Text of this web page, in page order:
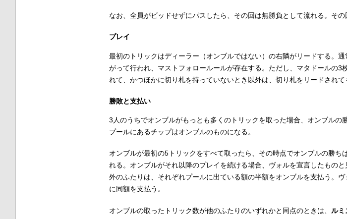
なお、全員がビッドせずにパスしたら、その回は無勝負として流れる。その
プレイ
最初のトリックはディーラー（オンブルではない）の右隣がリードする。
がって行われ、マストフォロールールが存在する。ただし、マタドールの3
れて、かつほかに切り札を持っていないとき以外は、切り札をリードされて
勝敗と支払い
3人のうちでオンブルがもっとも多くのトリックを取った場合、オンブルの
プールにあるチップはオンブルのものになる。
オンブルが最初の5トリックをすべて取ったら、その時点でオンブルの勝ち
れる。オンブルがそれ以降のプレイを続ける場合、ヴォルを宣言したもの
外のふたりは、それぞれプールに出ている額の半額をオンブルを支払う。
に同額を支払う。
オンブルの取ったトリック数が他のふたりのいずれかと同点のときは、 ルミ